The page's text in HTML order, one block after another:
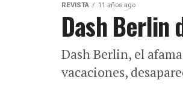
REVISTA 11 años ago
Dash Berlin
Dash Berlin, el
vacaciones,